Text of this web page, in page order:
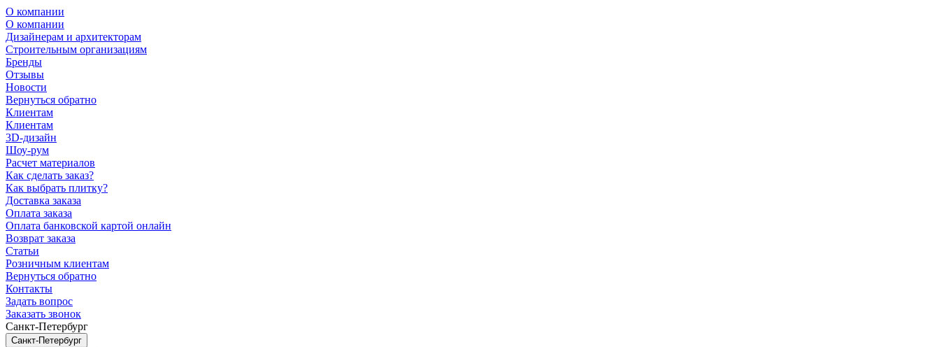
О компании
О компании
Дизайнерам и архитекторам
Строительным организациям
Бренды
Отзывы
Новости
Вернуться обратно
Клиентам
Клиентам
3D-дизайн
Шоу-рум
Расчет материалов
Как сделать заказ?
Как выбрать плитку?
Доставка заказа
Оплата заказа
Оплата банковской картой онлайн
Возврат заказа
Статьи
Розничным клиентам
Вернуться обратно
Контакты
Задать вопрос
Заказать звонок
Санкт-Петербург
Санкт-Петербург